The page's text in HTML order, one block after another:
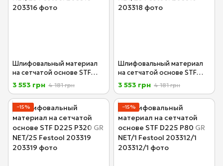
Шлифовальный материал
на сетчатой основе STF
D225 P180 GR NET/25
Festool 203316
3 553 грн 4 181 грн
Шлифовальный материал
на сетчатой основе STF
D225 P240 GR NET/25
Festool 203318
3 553 грн 4 181 грн
−15% −15%